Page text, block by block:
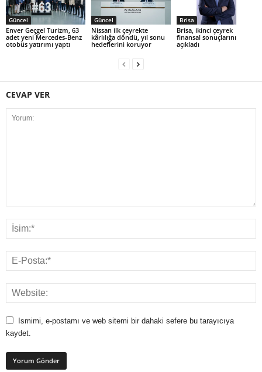
Güncel
Enver Geçgel Turizm, 63
adet yeni Mercedes-Benz
otobüs yatırımı yaptı
Güncel
Nissan ilk çeyrekte
kârlılığa döndü, yıl sonu
hedeflerini koruyor
Brisa
Brisa, ikinci çeyrek
finansal sonuçlarını
açıkladı
CEVAP VER
Ismimi, e-postamı ve web sitemi bir dahaki sefere bu tarayıcıya
kaydet.